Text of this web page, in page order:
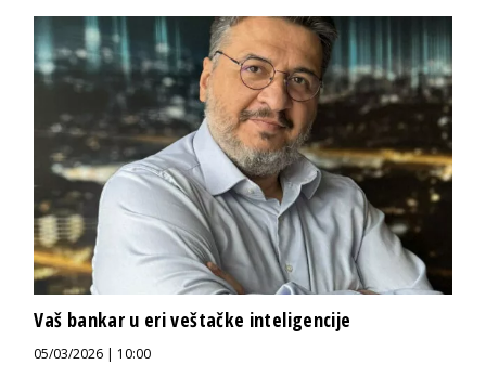
Vaš bankar u eri veštačke inteligencije
05/03/2026 | 10:00